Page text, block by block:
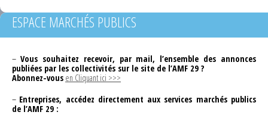
ESPACE MARCHÉS PUBLICS
– Vous souhaitez recevoir, par mail, l’ensemble des annonces
publiées par les collectivités sur le site de l’AMF 29 ?
Abonnez-vous en Cliquant ici >>>
– Entreprises, accédez directement aux services marchés publics
de l’AMF 29 :